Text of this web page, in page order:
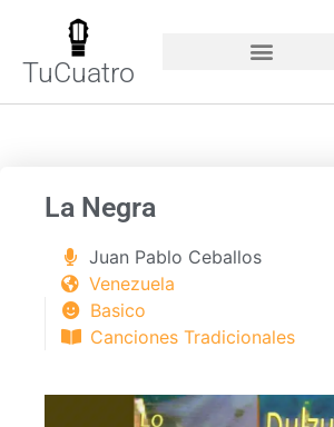
TuCuatro
La Negra
Juan Pablo Ceballos
Venezuela
Basico
Canciones Tradicionales